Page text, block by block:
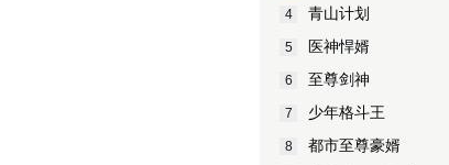
4 青山计划
5 医神悍婿
6 至尊剑神
7 少年格斗王
8 都市至尊豪婿